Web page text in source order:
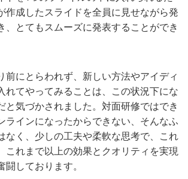
作成したスライドを全員に見せながら発
、とてもスムーズに発表することができ
前にとらわれず、新しい方法やアイディ
れてやってみることは、この状況下にな
と気づかされました。対面研修ではでき
ラインになったからできない、そんなふ
なく、少しの工夫や柔軟な思考で、これ
これまで以上の効果とクオリティを実現
闘しております。